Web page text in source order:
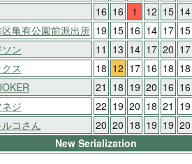
16 16 1 12 15 14
亀有公園前派出所 19 15 16 14 17 15
ン 11 13 14 17 20 17
ス 18 12 17 16 18 18
21 18 19 20 16 16
ジ 22 19 20 18 21 19
コさん 20 20 18 19 19 20
New Serialization